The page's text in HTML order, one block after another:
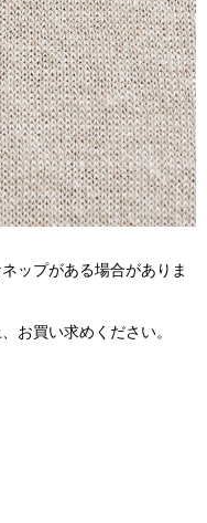
ップがある場合がありま
お買い求めください。